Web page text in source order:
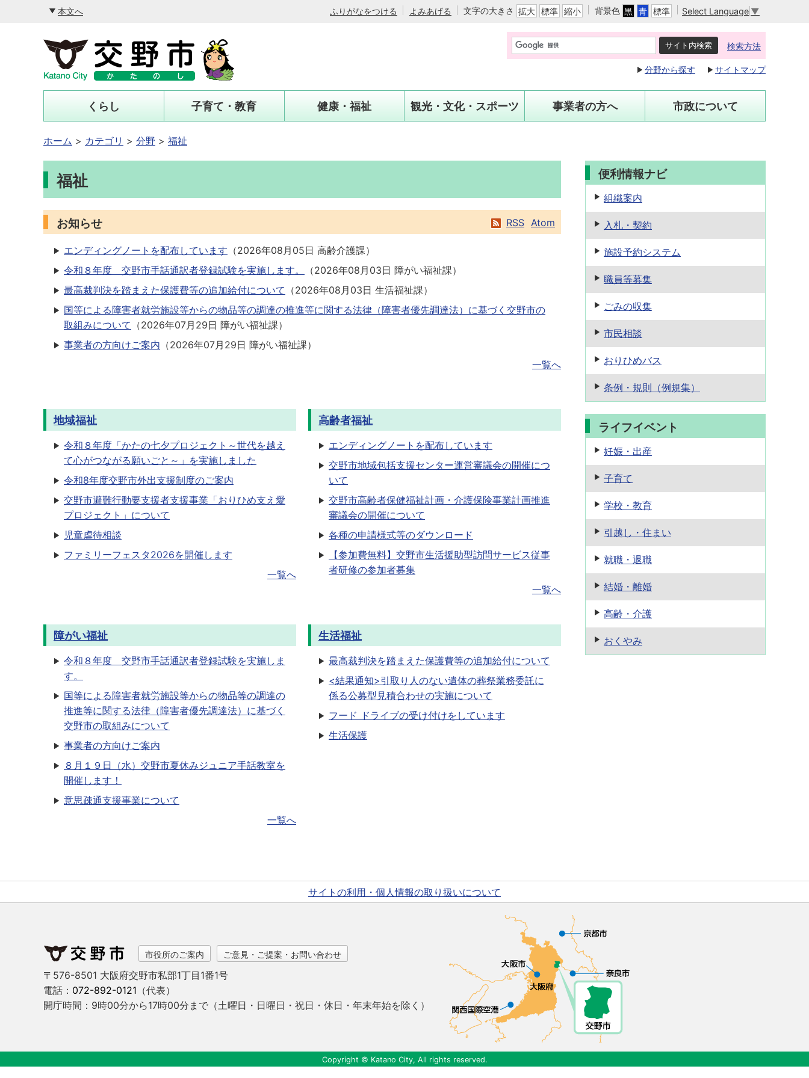
本文へ ふりがなをつける よみあげる 文字の大きさ 拡大 標準 縮小 背景色 黒 青 標準 Select Language ▼
検索方法
分野から探す サイトマップ
くらし 子育て・教育 健康・福祉 観光・文化・スポーツ 事業者の方へ 市政について
ホーム カテゴリ 分野 福祉
福祉
お知らせ RSS Atom
エンディングノートを配布しています （2026年08月05日 高齢介護課）
令和８年度 交野市手話通訳者登録試験を実施します。
（2026年08月03日 障がい福祉課）
最高裁判決を踏まえた保護費等の追加給付について （2026年08月03日 生活福祉課）
国等による障害者就労施設等からの物品等の調達の推進等に関する法律（障害者優先調達法）に基づく交野市の
取組みについて （2026年07月29日 障がい福祉課）
事業者の方向けご案内 （2026年07月29日 障がい福祉課）
一覧へ
地域福祉
令和８年度「かたの七夕プロジェクト～世代を越え
て心がつながる願いごと～」を実施しました
令和8年度交野市外出支援制度のご案内
交野市避難行動要支援者支援事業「おりひめ支え愛
プロジェクト」について
児童虐待相談
ファミリーフェスタ2026を開催します
一覧へ
高齢者福祉
エンディングノートを配布しています
交野市地域包括支援センター運営審議会の開催につ
いて
交野市高齢者保健福祉計画・介護保険事業計画推進
審議会の開催について
各種の申請様式等のダウンロード
【参加費無料】交野市生活援助型訪問サービス従事
者研修の参加者募集
一覧へ
障がい福祉
令和８年度 交野市手話通訳者登録試験を実施しま
す。
国等による障害者就労施設等からの物品等の調達の
推進等に関する法律（障害者優先調達法）に基づく
交野市の取組みについて
事業者の方向けご案内
８月１９日（水）交野市夏休みジュニア手話教室を
開催します！
意思疎通支援事業について
一覧へ
生活福祉
最高裁判決を踏まえた保護費等の追加給付について
<結果通知>引取り人のない遺体の葬祭業務委託に
係る公募型見積合わせの実施について
フード ドライブの受け付けをしています
生活保護
便利情報ナビ
組織案内
入札・契約
施設予約システム
職員等募集
ごみの収集
市民相談
おりひめバス
条例・規則 （例規集）
ライフイベント
妊娠・出産
子育て
学校・教育
引越し・住まい
就職・退職
結婚・離婚
高齢・介護
おくやみ
サイトの利用・個人情報の取り扱いについて
市役所のご案内 ご意見・ご提案・お問い合わせ
〒576-8501 大阪府交野市私部1丁目1番1号
電話： 072-892-0121 （代表）
開庁時間：9時00分から17時00分まで （土曜日・日曜日・祝日・休日・年末年始を除く）
Copyright © Katano City, All rights reserved.